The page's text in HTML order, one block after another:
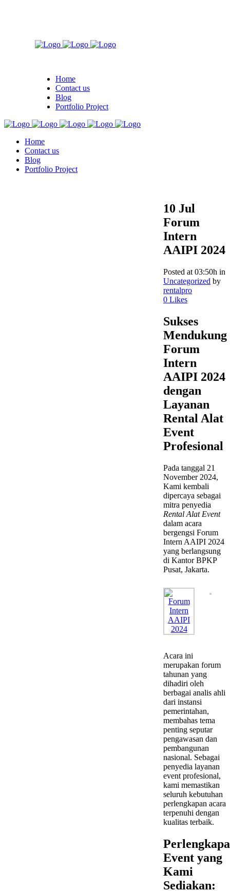
Home
Contact us
Blog
Portfolio Project
Home
Contact us
Blog
Portfolio Project
10 Jul
Forum
Intern
AAIPI 2024
Posted at 03:50h in
Uncategorized by
rentalpro
0 Likes
Sukses
Mendukung
Forum
Intern
AAIPI 2024
dengan
Layanan
Rental Alat
Event
Profesional
Pada tanggal 21
November 2024,
Kami kembali
dipercaya sebagai
mitra penyedia
Rental Alat Event
dalam acara
bergengsi Forum
Intern AAIPI 2024
yang berlangsung
di Kantor BPKP
Pusat, Jakarta.
Acara ini
merupakan forum
tahunan yang
dihadiri oleh
berbagai analis ahli
dari instansi
pemerintahan,
membahas tema
penting seputar
pengawasan dan
pembangunan
nasional. Sebagai
penyedia layanan
event profesional,
kami memastikan
seluruh kebutuhan
perlengkapan acara
terpenuhi dengan
kualitas terbaik.
Event yang
Kami
Sediakan: